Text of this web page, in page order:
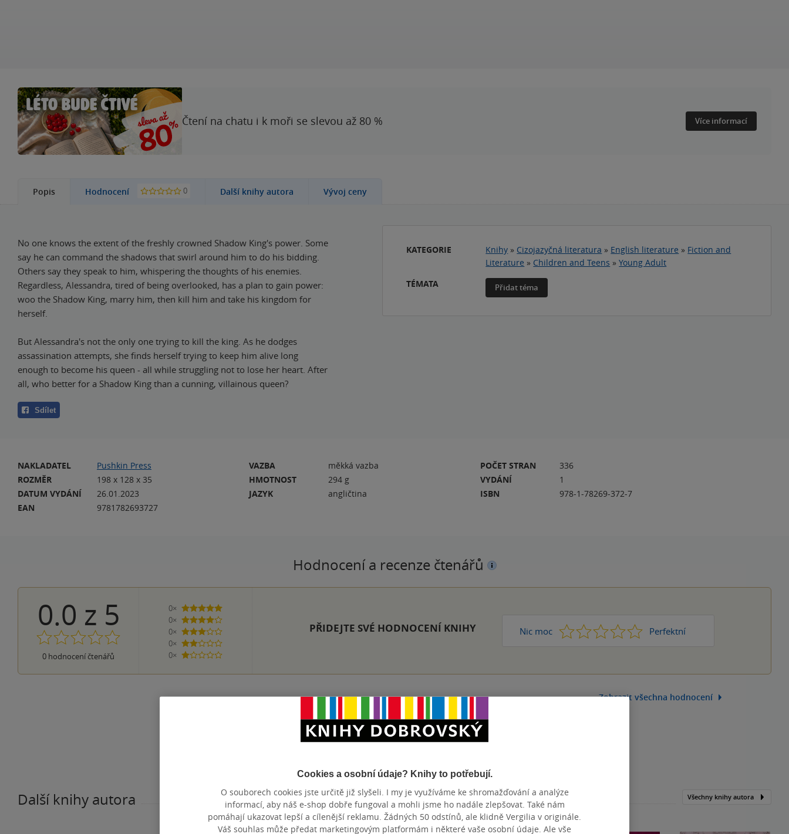
Čtení na chatu i k moři se slevou až 80 % Více informací
Popis Hodnocení 0 Další knihy autora Vývoj ceny
No one knows the extent of the freshly crowned Shadow King's power. Some
say he can command the shadows that swirl around him to do his bidding.
Others say they speak to him, whispering the thoughts of his enemies.
Regardless, Alessandra, tired of being overlooked, has a plan to gain power:
woo the Shadow King, marry him, then kill him and take his kingdom for
herself.
But Alessandra's not the only one trying to kill the king. As he dodges
assassination attempts, she finds herself trying to keep him alive long
enough to become his queen - all while struggling not to lose her heart. After
all, who better for a Shadow King than a cunning, villainous queen?
Sdílet
KATEGORIE Knihy » Cizojazyčná literatura » English literature » Fiction and
Literature » Children and Teens »Young Adult
TÉMATA
Přidat téma
NAKLADATEL
Pushkin Press
ROZMĚR
198 x 128 x 35
DATUM VYDÁNÍ
26.01.2023
EAN
9781782693727
VAZBA
měkká vazba
HMOTNOST
294 g
JAZYK
angličtina
POČET STRAN
336
VYDÁNÍ
1
ISBN
978-1-78269-372-7
Hodnocení a recenze čtenářů
0.0 z 5
0 hodnocení čtenářů
0×
5 hvězdiček
0×
4 hvězdičky
0×
3 hvězdičky
0×
2 hvězdičky
0×
1 hvezdička
PŘIDEJTE SVÉ HODNOCENÍ KNIHY Nic moc 1 2 3 4 Perfektní
5
Zobrazit všechna hodnocení
Přidat hodnocení
Další knihy autora Všechny knihy autora
Cookies a osobní údaje? Knihy to potřebují.
O souborech cookies jste určitě již slyšeli. I my je využíváme ke shromažďování a analýze
informací, aby náš e-shop dobře fungoval a mohli jsme ho nadále zlepšovat. Také nám
pomáhají ukazovat lepší a cílenější reklamu. Žádných 50 odstínů, ale klidně Vergilia v originále.
Váš souhlas může předat marketingovým platformám i některé vaše osobní údaje. Ale vše